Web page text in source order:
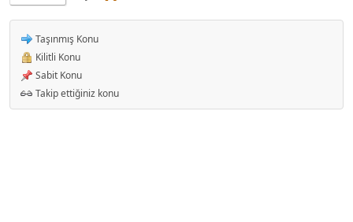
Taşınmış Konu
Kilitli Konu
Sabit Konu
Takip ettiğiniz konu